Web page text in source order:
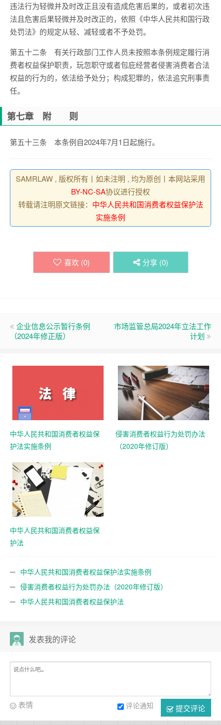
违法行为轻微并及时改正且没有造成危害后果的，或者初次违
法且危害后果轻微并及时改正的，依照《中华人民共和国行政
处罚法》的规定从轻、减轻或者不予处罚。
第五十二条 有关行政部门工作人员未按照本条例规定履行消
费者权益保护职责，玩忽职守或者包庇经营者侵害消费者合法
权益的行为的，依法给予处分；构成犯罪的，依法追究刑事责
任。
第七章 附 则
第五十三条 本条例自2024年7月1日起施行。
SAMRLAW , 版权所有丨如未注明 , 均为原创丨本网站采用
BY-NC-SA协议进行授权
转载请注明原文链接： 中华人民共和国消费者权益保护法
实施条例
喜欢 (0) 分享 (0)
企业信息公示暂行条例
（2024年修正版）
市场监管总局2024年立法工作
计划
中华人民共和国消费者权益保
护法实施条例
侵害消费者权益行为处罚办法
（2020年修订版）
中华人民共和国消费者权益保
护法
中华人民共和国消费者权益保护法实施条例
侵害消费者权益行为处罚办法（2020年修订版）
中华人民共和国消费者权益保护法
发表我的评论
提交评论
评论通知
表情